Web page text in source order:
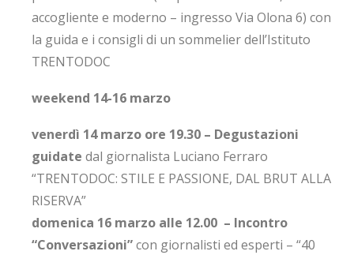
accogliente e moderno – ingresso Via Olona 6) con
la guida e i consigli di un sommelier dell’Istituto
TRENTODOC
weekend 14-16 marzo
venerdì 14 marzo ore 19.30 – Degustazioni
guidate dal giornalista Luciano Ferraro
“TRENTODOC: STILE E PASSIONE, DAL BRUT ALLA
RISERVA”
domenica 16 marzo alle 12.00 – Incontro
“Conversazioni”con giornalisti ed esperti – “40